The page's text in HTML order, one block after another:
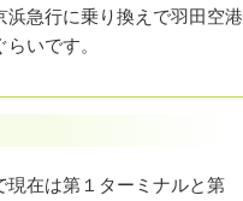
急行に乗り換えで羽田空港
いです。
現在は第１ターミナルと第